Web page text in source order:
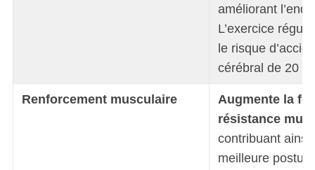
améliorant
L’exercice
le risque
cérébral de 20 à
Renforcement musculaire
Augmente la
résistance
contribuant ainsi
meilleure